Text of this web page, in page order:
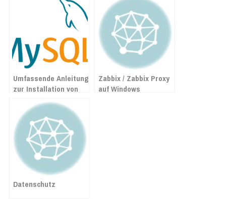
Umfassende Anleitung
zur Installation von
Bookworm
Zabbix / Zabbix Proxy
auf Windows
Datenschutz